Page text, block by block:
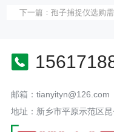
下一篇： 孢子捕捉仪选购
邮箱：tianyityn@126.com
地址：新乡市平原示范区